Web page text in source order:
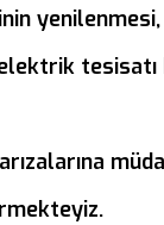
yenilenmesi,